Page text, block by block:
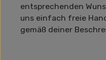
entsprechenden
uns einfach freie
gemäß deiner